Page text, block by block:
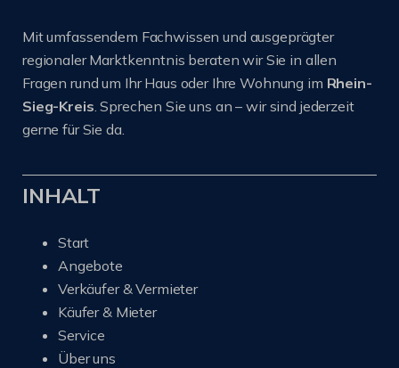
Mit umfassendem Fachwissen und ausgeprägter
regionaler Marktkenntnis beraten wir Sie in allen
Fragen rund um Ihr Haus oder Ihre Wohnung im Rhein-
Sieg-Kreis. Sprechen Sie uns an – wir sind jederzeit
gerne für Sie da.
INHALT
Start
Angebote
Verkäufer & Vermieter
Käufer & Mieter
Service
Über uns